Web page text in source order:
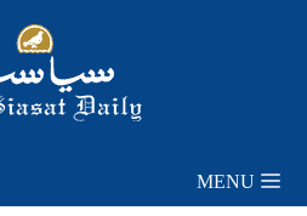
MENU